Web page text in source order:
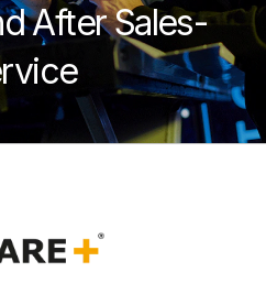
After Sales-